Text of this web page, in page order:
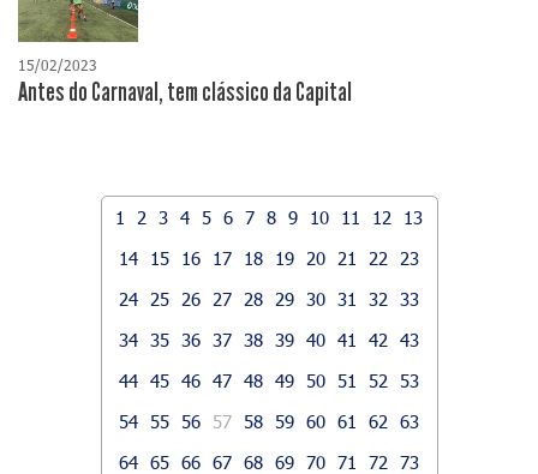
15/02/2023
Antes do Carnaval, tem clássico da Capital
1 2 3 4 5 6 7 8 9 10 11 12
13
14
15 16 17 18 19 20 21 22
23
24
25 26 27 28 29 30 31 32
33
34 35 36 37 38 39 40 41 42
43
44 45 46 47 48 49 50 51 52
53
54 55 56 57 58 59 60 61 62
63
64 65 66 67 68 69 70 71 72
73